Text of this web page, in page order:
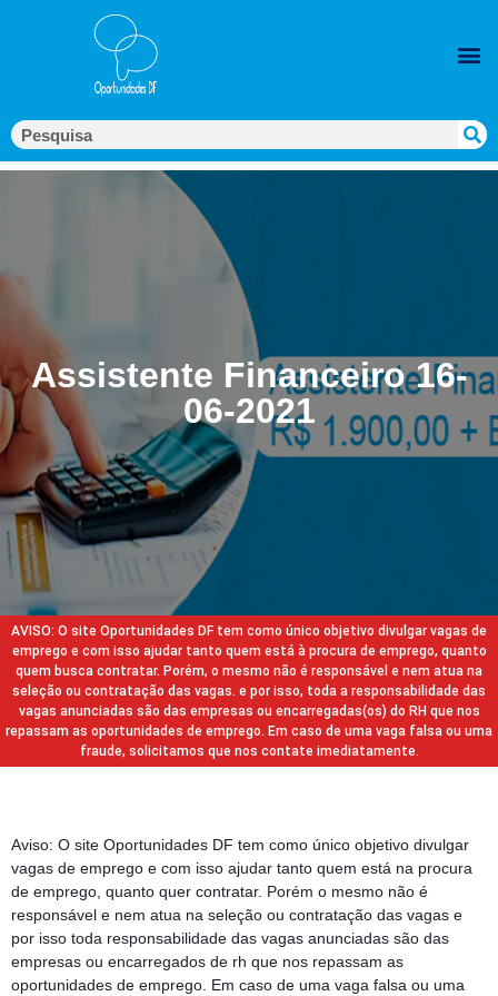
Assistente Financeiro 16-
06-2021
AVISO: O site Oportunidades DF tem como único objetivo divulgar vagas de
emprego e com isso ajudar tanto quem está à procura de emprego, quanto
quem busca contratar. Porém, o mesmo não é responsável e nem atua na
seleção ou contratação das vagas. e por isso, toda a responsabilidade das
vagas anunciadas são das empresas ou encarregadas(os) do RH que nos
repassam as oportunidades de emprego. Em caso de uma vaga falsa ou uma
fraude, solicitamos que nos contate imediatamente.
Aviso: O site Oportunidades DF tem como único objetivo divulgar
vagas de emprego e com isso ajudar tanto quem está na procura
de emprego, quanto quer contratar. Porém o mesmo não é
responsável e nem atua na seleção ou contratação das vagas e
por isso toda responsabilidade das vagas anunciadas são das
empresas ou encarregados de rh que nos repassam as
oportunidades de emprego. Em caso de uma vaga falsa ou uma